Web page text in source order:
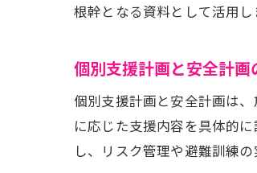
根幹となる資料として活用し
個別支援計画と安全計
個別支援計画と安全計画は
に応じた支援内容を具体的
し、リスク管理や避難訓練の